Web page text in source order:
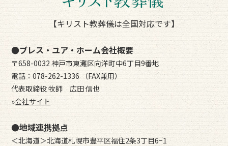
【キリスト教葬儀は全国対応です】
●ブレス・ユア・ホーム会社概要
〒658-0032 神戸市東灘区向洋町中6丁目9番地
電話：078-262-1336 （FAX兼用）
代表取締役 牧師 広田 信也
»会社サイト
●地域連携拠点
＜北海道＞北海道札幌市豊平区福住2条3丁目6−1